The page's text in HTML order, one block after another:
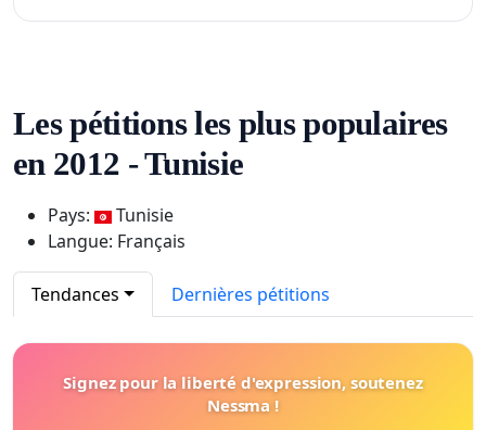
Les pétitions les plus populaires
en 2012 - Tunisie
Pays:
Tunisie
Langue: Français
Tendances Dernières pétitions
Signez pour la liberté d'expression, soutenez
Nessma !